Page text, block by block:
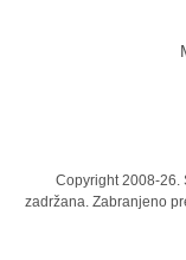
Copyright 2008-26.
zadržana. Zabranjeno